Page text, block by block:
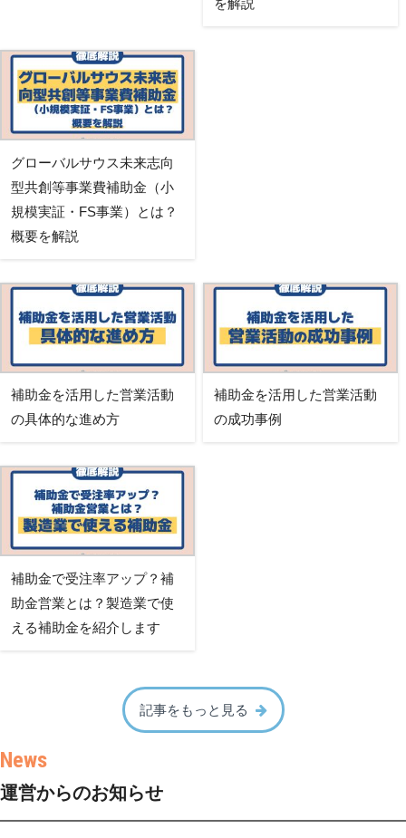
を解説
グローバルサウス未来志向
型共創等事業費補助金（小
規模実証・FS事業）とは？
概要を解説
補助金を活用した営業活動
の具体的な進め方
補助金を活用した営業活動
の成功事例
補助金で受注率アップ？補
助金営業とは？製造業で使
える補助金を紹介します
記事をもっと見る
運営からのお知らせ